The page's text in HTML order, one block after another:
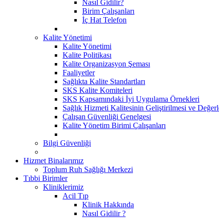
Nasıl Gidilir?
Birim Çalışanları
İç Hat Telefon
Kalite Yönetimi
Kalite Yönetimi
Kalite Politikası
Kalite Organizasyon Şeması
Faaliyetler
Sağlıkta Kalite Standartları
SKS Kalite Komiteleri
SKS Kapsamındaki İyi Uygulama Örnekleri
Sağlık Hizmeti Kalitesinin Geliştirilmesi ve
Çalışan Güvenliği Genelgesi
Kalite Yönetim Birimi Çalışanları
Bilgi Güvenliği
Hizmet Binalarımız
Toplum Ruh Sağlığı Merkezi
Tıbbi Birimler
Kliniklerimiz
Acil Tıp
Klinik Hakkında
Nasıl Gidilir ?